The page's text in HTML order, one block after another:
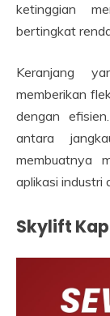
ketinggian
bertingkat
Keranjang
memberikan
dengan
antara
membuatnya
aplikasi industri
Skylift